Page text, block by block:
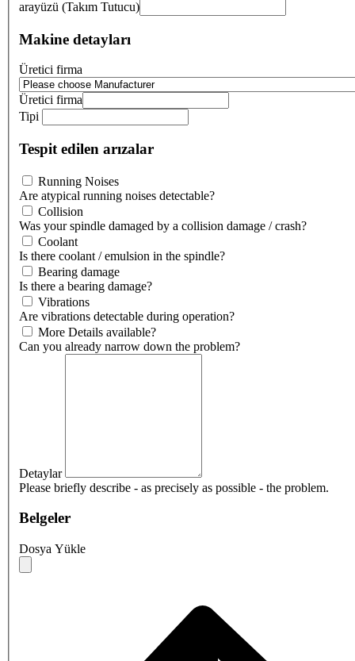
arayüzü (Takım Tutucu)
Makine detayları
Üretici firma
Üretici firma
Tipi
Tespit edilen arızalar
Running Noises
Are atypical running noises detectable?
Collision
Was your spindle damaged by a collision damage / crash?
Coolant
Is there coolant / emulsion in the spindle?
Bearing damage
Is there a bearing damage?
Vibrations
Are vibrations detectable during operation?
More Details available?
Can you already narrow down the problem?
Detaylar
Please briefly describe - as precisely as possible - the problem.
Belgeler
Dosya Yükle